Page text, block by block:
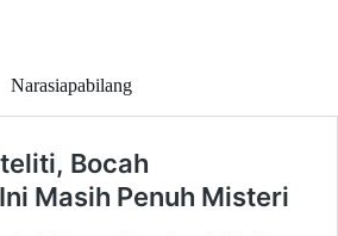
Narasiapabilang